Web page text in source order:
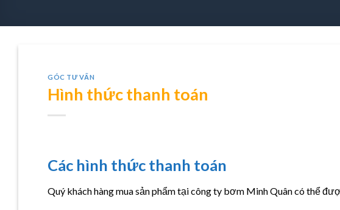
GÓC TƯ VẤN
Hình thức thanh toán
Các hình thức thanh toán
Quý khách hàng mua sản phẩm tại công ty bơm Minh Quân có thể